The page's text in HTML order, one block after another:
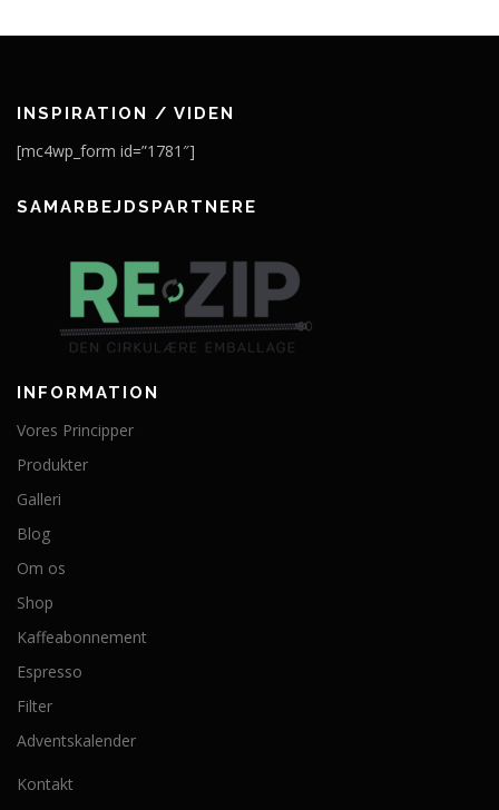
INSPIRATION / VIDEN
[mc4wp_form id=”1781″]
SAMARBEJDSPARTNERE
INFORMATION
Vores Principper
Produkter
Galleri
Blog
Om os
Shop
Kaffeabonnement
Espresso
Filter
Adventskalender
Kontakt